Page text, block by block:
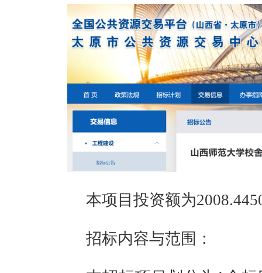
本项目投资额为
招标内容与范围：